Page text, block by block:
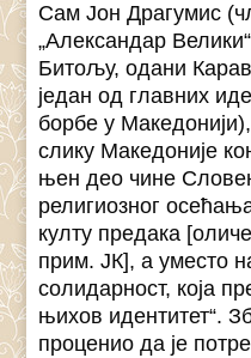
Сам Јон Драгумис
„Александар
Битољу, одани
један од главних
борбе у
слику Македоније
њен део чине
религиозног
култу предака
прим. ЈК], а уместо
солидарност, која
њихов идентитет“.
проценио да је